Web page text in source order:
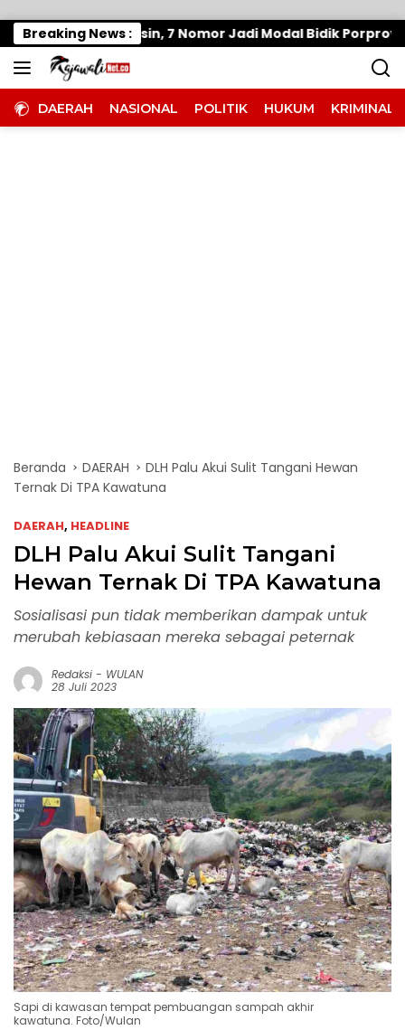
Breaking News :
Panaskan Mesin, 7 Nomor Jadi Modal Bidik Porprov X
DAERAH NASIONAL POLITIK HUKUM KRIMINAL
Beranda DAERAH
DLH Palu Akui Sulit Tangani Hewan
Ternak Di TPA Kawatuna
DAERAH, HEADLINE
DLH Palu Akui Sulit Tangani
Hewan Ternak Di TPA Kawatuna
Sosialisasi pun tidak memberikan dampak untuk
merubah kebiasaan mereka sebagai peternak
Redaksi - WULAN
28 Juli 2023
Sapi di kawasan tempat pembuangan sampah akhir
kawatuna. Foto/Wulan